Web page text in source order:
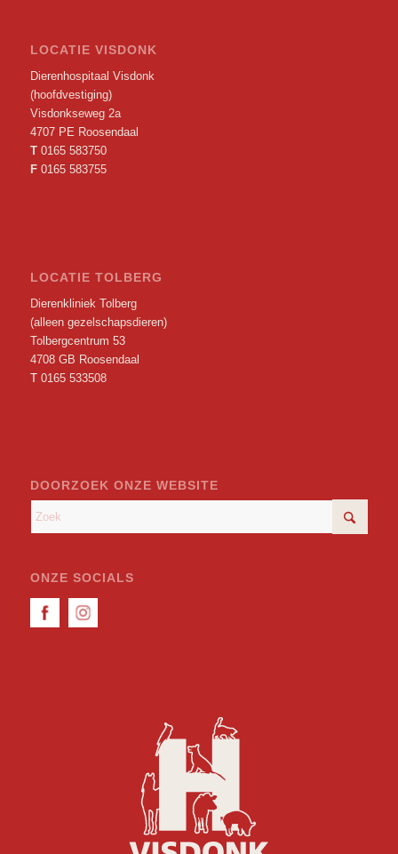
LOCATIE VISDONK
Dierenhospitaal Visdonk
(hoofdvestiging)
Visdonkseweg 2a
4707 PE Roosendaal
T 0165 583750
F 0165 583755
LOCATIE TOLBERG
Dierenkliniek Tolberg
(alleen gezelschapsdieren)
Tolbergcentrum 53
4708 GB Roosendaal
T 0165 533508
DOORZOEK ONZE WEBSITE
ONZE SOCIALS